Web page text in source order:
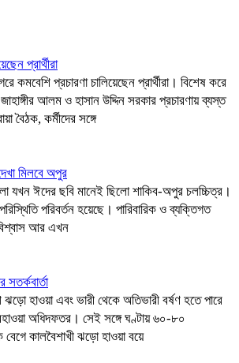
প্রার্থীরা
কমবেশি প্রচারণা চালিয়েছেন প্রার্থীরা। বিশেষ করে
আলম ও হাসান উদ্দিন সরকার প্রচারণায় ব্যস্ত
বৈঠক, কর্মীদের সঙ্গে
মিলবে অপুর
যখন ঈদের ছবি মানেই ছিলো শাকিব-অপুর চলচ্চিত্র।
পরিবর্তন হয়েছে। পারিবারিক ও ব্যক্তিগত
আর এখন
সতর্কবার্তা
ঝড়ো হাওয়া এবং ভারী থেকে অতিভারী বর্ষণ হতে পারে
অধিদফতর। সেই সঙ্গে ঘণ্টায় ৬০-৮০
কালবৈশাখী ঝড়ো হাওয়া বয়ে